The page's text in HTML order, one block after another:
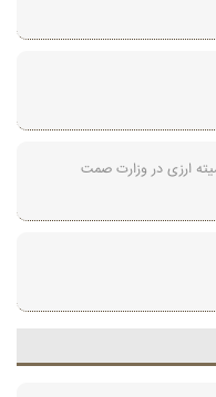
ارزی در وزارت صمت